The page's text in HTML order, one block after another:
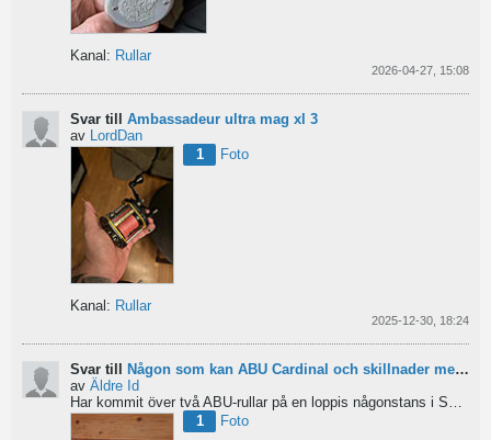
Kanal: Rullar
2026-04-27, 15:08
Svar till Ambassadeur ultra mag xl 3
av
LordDan
1
Foto
Kanal: Rullar
2025-12-30, 18:24
Svar till Någon som kan ABU Cardinal och skillnader mellan äldre rullar?
av Äldre Id
1
Foto